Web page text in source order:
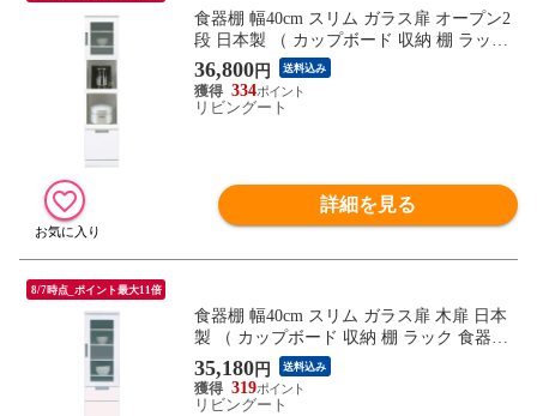
食器棚 幅40cm スリム ガラス扉 オープン2
段 日本製 （ カップボード 収納 棚 ラック
食器収納 完成品 コンセント 配線穴 キッチ
ン 脱衣所 家電収納 ホワイト 隙間収納 引
き出し シンプル オープン棚 2段 ）
36,800円 送料込み
334
リビングート
詳細を見る
8/7時点_ポイント最大11倍
食器棚 幅40cm スリム ガラス扉 木扉 日本
製 （ カップボード 収納 棚 ラック 食器収
納 完成品 キッチン 脱衣所 ホワイト 隙間
収納 引き出し シンプル ）
35,180円 送料込み
319
リビングート